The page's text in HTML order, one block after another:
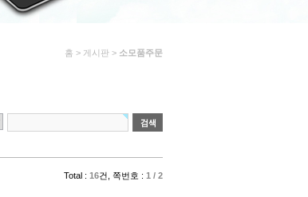
홈 > 게시판 > 소모품주문
Total : 16건, 쪽번호 : 1 / 2